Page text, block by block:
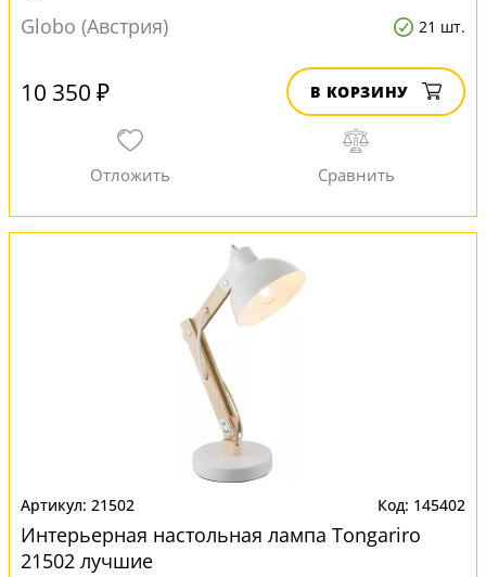
Globo (Австрия)
21 шт.
10 350 ₽ В КОРЗИНУ
21502 145402
Интерьерная настольная лампа Tongariro
21502 лучшие